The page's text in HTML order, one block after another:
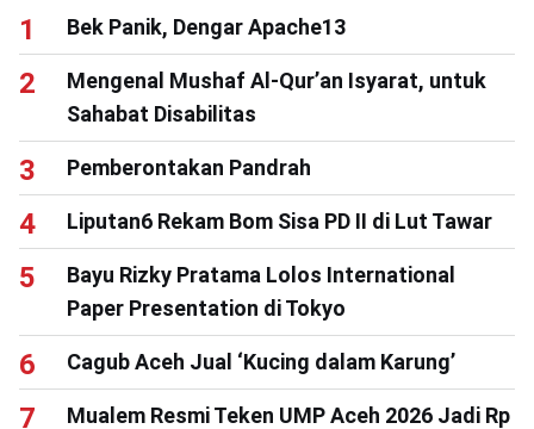
Bek Panik, Dengar Apache13
Mengenal Mushaf Al-Qur’an Isyarat, untuk
Sahabat Disabilitas
Pemberontakan Pandrah
Liputan6 Rekam Bom Sisa PD II di Lut Tawar
Bayu Rizky Pratama Lolos International
Paper Presentation di Tokyo
Cagub Aceh Jual ‘Kucing dalam Karung’
Mualem Resmi Teken UMP Aceh 2026 Jadi Rp